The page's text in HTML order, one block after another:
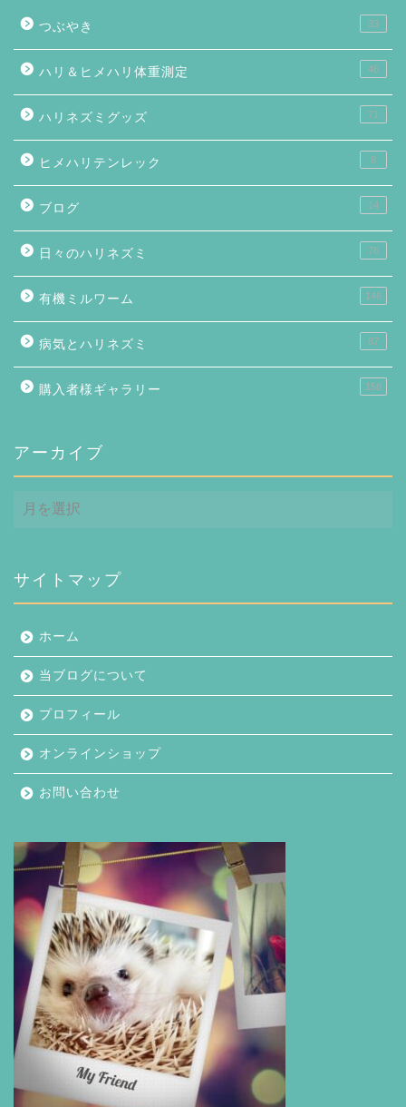
つぶやき 33
ハリ＆ヒメハリ体重測定 46
ハリネズミグッズ 71
ヒメハリテンレック 8
ブログ 14
日々のハリネズミ 76
有機ミルワーム 146
病気とハリネズミ 87
購入者様ギャラリー 158
アーカイブ
ー
ブ
サイトマップ
ホーム
当ブログについて
プロフィール
オンラインショップ
お問い合わせ